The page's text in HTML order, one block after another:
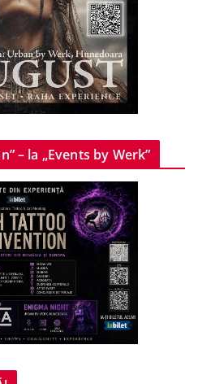
– la „Events by Werk”